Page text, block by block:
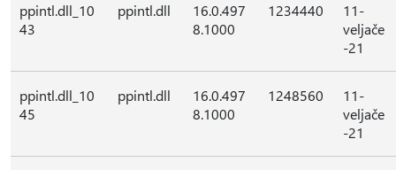
ppintl.dll_10
43
ppintl.dll
16.0.497
8.1000
1234440
11-
veljače
-21
ppintl.dll_10
45
ppintl.dll
16.0.497
8.1000
1248560
11-
veljače
-21